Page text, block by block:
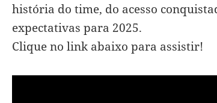
história do time, do acesso
expectativas para 2025.
Clique no link abaixo para assistir!